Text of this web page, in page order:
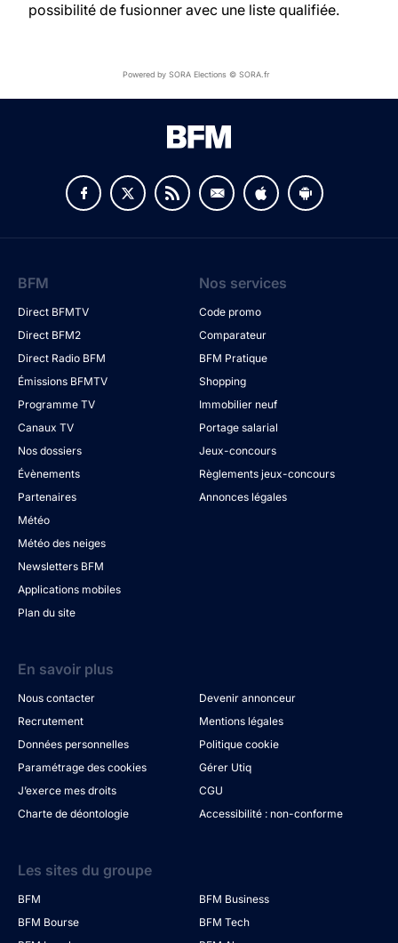
possibilité de fusionner avec une liste qualifiée.
Powered by SORA Elections © SORA.fr
BFM
Direct BFMTV
Direct BFM2
Direct Radio BFM
Émissions BFMTV
Programme TV
Canaux TV
Nos dossiers
Évènements
Partenaires
Météo
Météo des neiges
Newsletters BFM
Applications mobiles
Plan du site
Nos services
Code promo
Comparateur
BFM Pratique
Shopping
Immobilier neuf
Portage salarial
Jeux-concours
Règlements jeux-concours
Annonces légales
En savoir plus
Nous contacter
Devenir annonceur
Recrutement
Mentions légales
Données personnelles
Politique cookie
Paramétrage des cookies
Gérer Utiq
J’exerce mes droits
CGU
Charte de déontologie
Accessibilité : non-conforme
Les sites du groupe
BFM
BFM Business
BFM Bourse
BFM Tech